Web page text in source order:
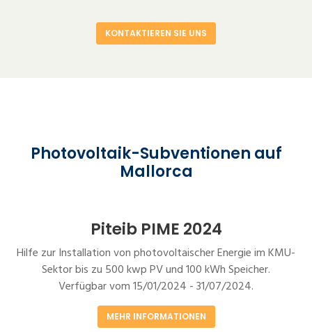
KONTAKTIEREN SIE UNS
Photovoltaik-Subventionen auf
Mallorca
Piteib PIME 2024
Hilfe zur Installation von photovoltaischer Energie im KMU-
Sektor bis zu 500 kwp PV und 100 kWh Speicher.
Verfügbar vom 15/01/2024 - 31/07/2024.
MEHR INFORMATIONEN